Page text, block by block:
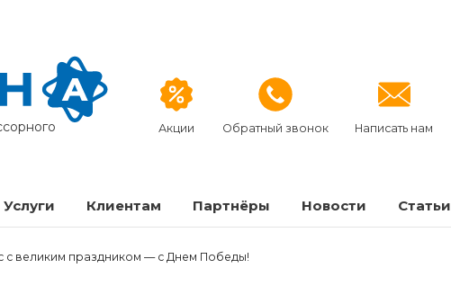
Акции Обратный звонок Написать нам
Услуги Клиентам Партнёры Новости Статьи
с великим праздником — с Днем Победы!